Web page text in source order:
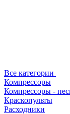
Все категории
Компрессоры
Компрессоры -
Краскопульты
Расходники